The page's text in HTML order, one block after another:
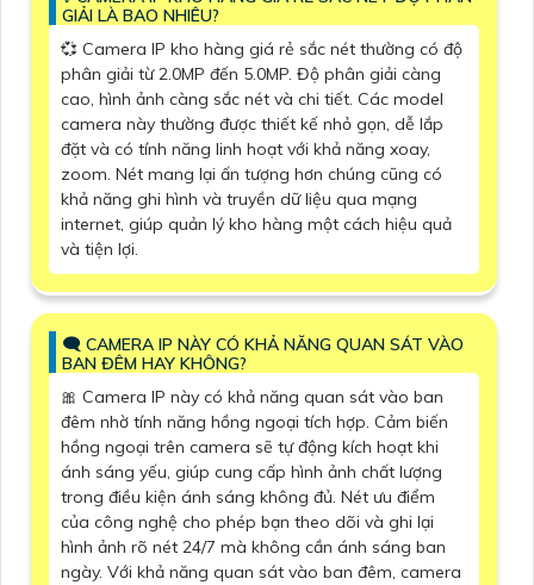
GIẢI LÀ BAO NHIÊU?
💞 Camera IP kho hàng giá rẻ sắc nét thường có độ
phân giải từ 2.0MP đến 5.0MP. Độ phân giải càng
cao, hình ảnh càng sắc nét và chi tiết. Các model
camera này thường được thiết kế nhỏ gọn, dễ lắp
đặt và có tính năng linh hoạt với khả năng xoay,
zoom. Nét mang lại ấn tượng hơn chúng cũng có
khả năng ghi hình và truyền dữ liệu qua mạng
internet, giúp quản lý kho hàng một cách hiệu quả
và tiện lợi.
🗨️ CAMERA IP NÀY CÓ KHẢ NĂNG QUAN SÁT VÀO
BAN ĐÊM HAY KHÔNG?
🎀 Camera IP này có khả năng quan sát vào ban
đêm nhờ tính năng hồng ngoại tích hợp. Cảm biến
hồng ngoại trên camera sẽ tự động kích hoạt khi
ánh sáng yếu, giúp cung cấp hình ảnh chất lượng
trong điều kiện ánh sáng không đủ. Nét ưu điểm
của công nghệ cho phép bạn theo dõi và ghi lại
hình ảnh rõ nét 24/7 mà không cần ánh sáng ban
ngày. Với khả năng quan sát vào ban đêm, camera